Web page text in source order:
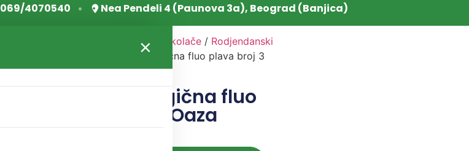
069/4070540 • Nea Pendeli 4 (Paunova 3a), Beograd (Banjica)
×
Sve za torte i kolače / Rodjendanski
/ Svećica Magična fluo plava broj 3
Oaza
Svećica Magična fluo
plava broj 3 Oaza
CENA:195RSD